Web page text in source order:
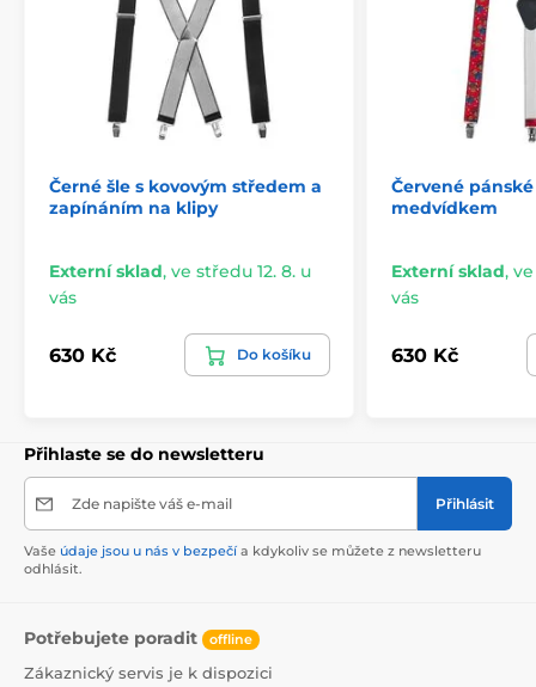
Černé šle s kovovým středem a
zapínáním na klipy
Externí sklad, ve středu 12. 8. u
vás
630 Kč Do košíku
Červené pánské
medvídkem
Externí sklad, ve
vás
630 Kč
Přihlaste se do newsletteru
Zde napište váš e-mail Přihlásit
Vaše údaje jsou u nás v bezpečí a kdykoliv se můžete z newsletteru
odhlásit.
Potřebujete poradit offline
Zákaznický servis je k dispozici